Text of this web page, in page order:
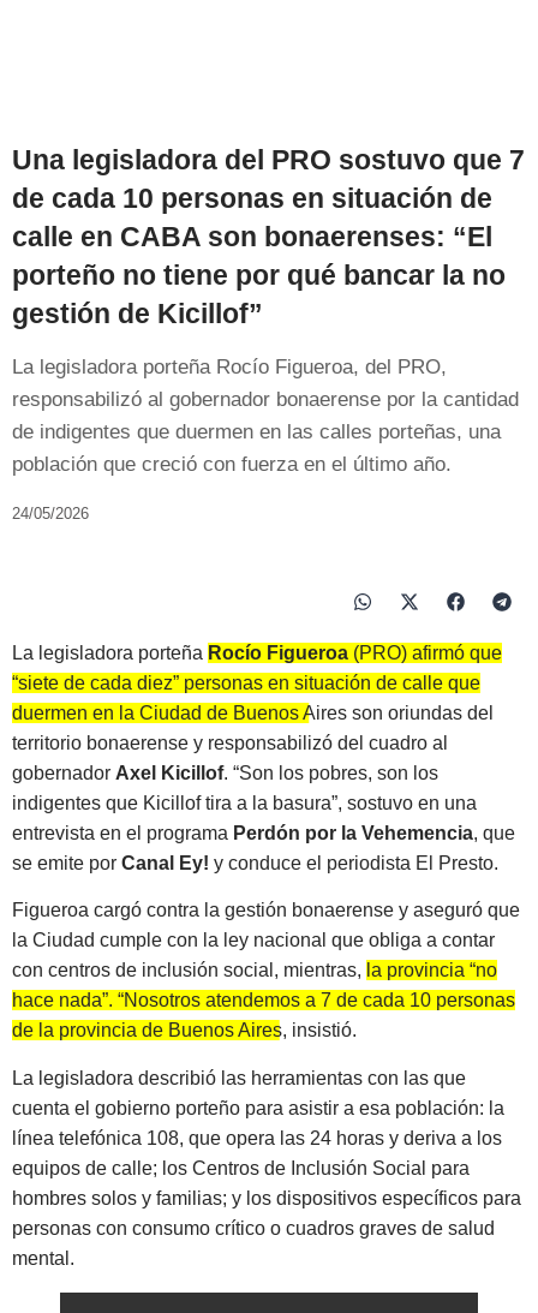
Una legisladora del PRO sostuvo que 7
de cada 10 personas en situación de
calle en CABA son bonaerenses: “El
porteño no tiene por qué bancar la no
gestión de Kicillof”
La legisladora porteña Rocío Figueroa, del PRO,
responsabilizó al gobernador bonaerense por la cantidad
de indigentes que duermen en las calles porteñas, una
población que creció con fuerza en el último año.
24/05/2026
La legisladora porteña Rocío Figueroa (PRO) afirmó que
“siete de cada diez” personas en situación de calle que
duermen en la Ciudad de Buenos Aires son oriundas del
territorio bonaerense y responsabilizó del cuadro al
gobernador Axel Kicillof. “Son los pobres, son los
indigentes que Kicillof tira a la basura”, sostuvo en una
entrevista en el programa Perdón por la Vehemencia, que
se emite por Canal Ey! y conduce el periodista El Presto.
Figueroa cargó contra la gestión bonaerense y aseguró que
la Ciudad cumple con la ley nacional que obliga a contar
con centros de inclusión social, mientras, la provincia “no
hace nada”. “Nosotros atendemos a 7 de cada 10 personas
de la provincia de Buenos Aires, insistió.
La legisladora describió las herramientas con las que
cuenta el gobierno porteño para asistir a esa población: la
línea telefónica 108, que opera las 24 horas y deriva a los
equipos de calle; los Centros de Inclusión Social para
hombres solos y familias; y los dispositivos específicos para
personas con consumo crítico o cuadros graves de salud
mental.